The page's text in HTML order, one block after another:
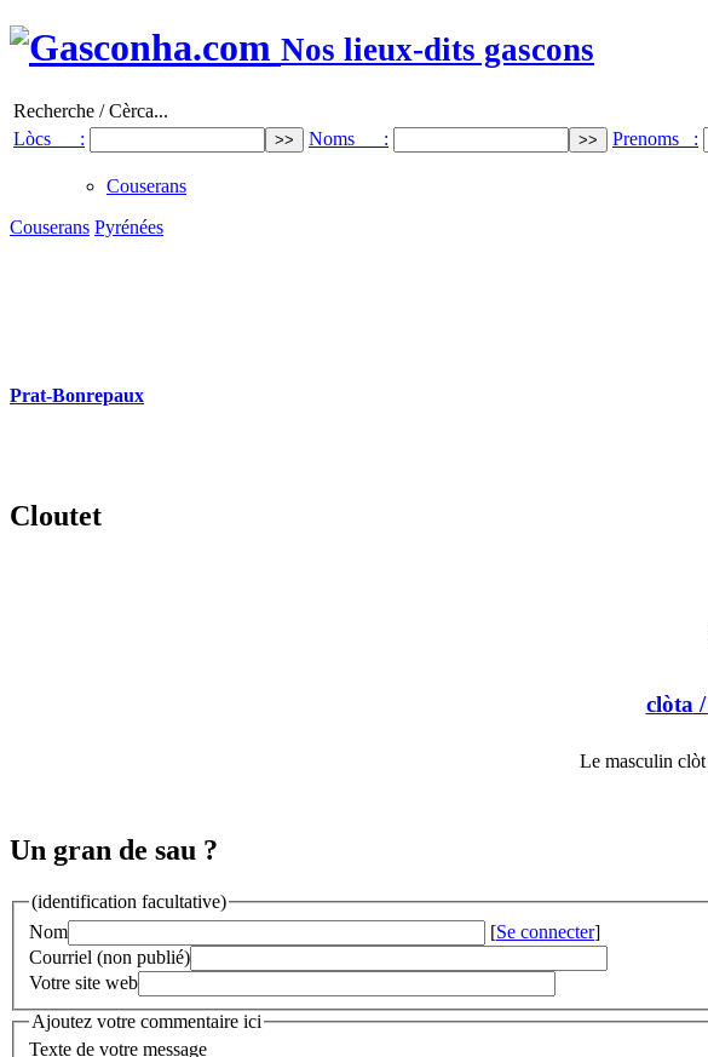
Nos lieux-dits gascons
Recherche / Cèrca...
Lòcs :
Noms : Prenoms :
Couserans
Couserans Pyrénées
Prat-Bonrepaux
Cloutet
clòta
Le masculin clòt
Un gran de sau ?
(identification facultative)
Nom
[Se connecter]
Courriel (non publié)
Votre site web
Ajoutez votre commentaire ici
Texte de votre message